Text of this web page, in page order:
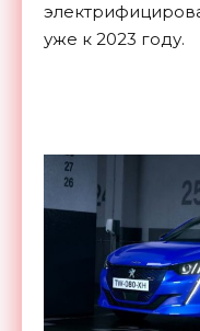
уже к 2023 году.